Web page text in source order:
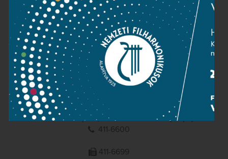
NEMZETI
FILHARMONIKUSOK
1095 Budapest, Komor Marcell u. 1. (Müpa)
411-6600
411-6699